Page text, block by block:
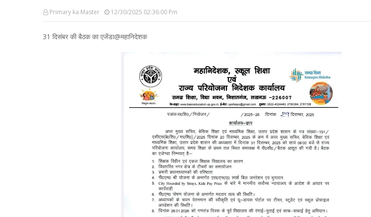
Primary ka Master 12/30/2025 02:36:00 Pm
31 दिसंबर की बैठक का एजेंडा@महानिदेशक